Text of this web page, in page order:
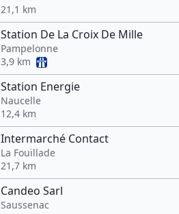
21,1 km
Station De La Croix De Mille
Pampelonne
3,9 km
Station Energie
Naucelle
12,4 km
Intermarché Contact
La Fouillade
21,7 km
Candeo Sarl
Saussenac